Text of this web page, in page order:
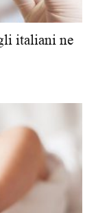
italiani ne